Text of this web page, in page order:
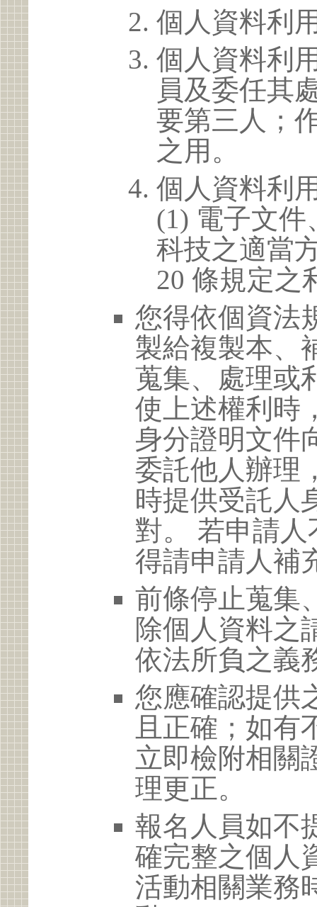
個人資料利
個人資料利
員及委任其
要第三人；
之用。
個人資料利
(1) 電子文
科技之適當
20 條規定之
您得依個資法
製給複製本、
蒐集、處理或
使上述權利時
身分證明文件
委託他人辦理
時提供受託人
對。 若申請
得請申請人補
前條停止蒐集
除個人資料之
依法所負之義
您應確認提供
且正確；如有
立即檢附相關
理更正。
報名人員如不
確完整之個人
活動相關業務